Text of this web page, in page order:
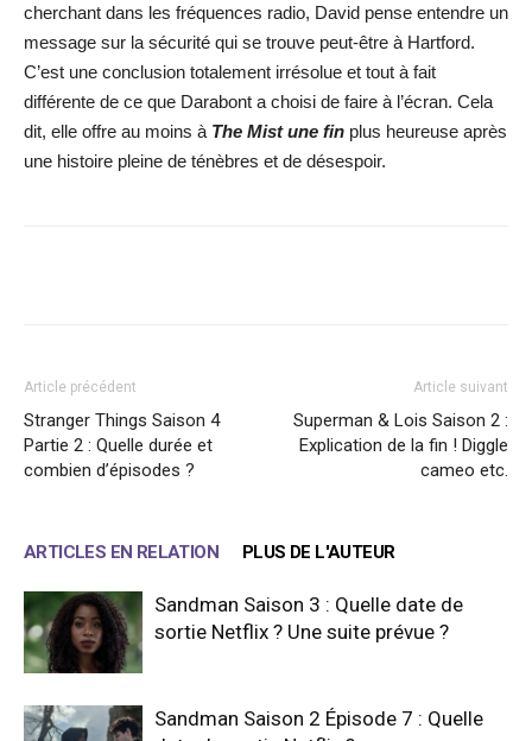
cherchant dans les fréquences radio, David pense entendre un
message sur la sécurité qui se trouve peut-être à Hartford.
C’est une conclusion totalement irrésolue et tout à fait
différente de ce que Darabont a choisi de faire à l’écran. Cela
dit, elle offre au moins à The Mist une fin plus heureuse après
une histoire pleine de ténèbres et de désespoir.
Article précédent
Stranger Things Saison 4
Partie 2 : Quelle durée et
combien d’épisodes ?
Article suivant
Superman & Lois Saison 2 :
Explication de la fin ! Diggle
cameo etc.
ARTICLES EN RELATION PLUS DE L'AUTEUR
Sandman Saison 3 : Quelle date de
sortie Netflix ? Une suite prévue ?
Sandman Saison 2 Épisode 7 : Quelle